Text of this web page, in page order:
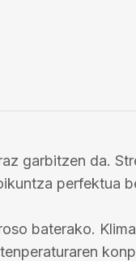
garbitzen da.
perfektua
baterako.